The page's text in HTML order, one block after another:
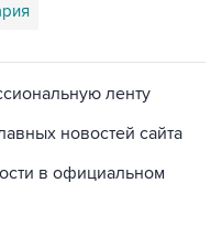
ленту
новостей сайта
в официальном